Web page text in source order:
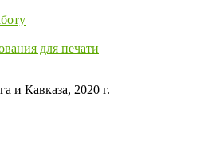
для печати
и Кавказа, 2020 г.